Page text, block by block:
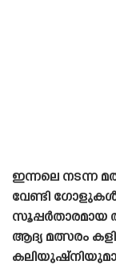
ഇന്നലെ നടന്ന
വേണ്ടി
ആദ്യ മത്സരം